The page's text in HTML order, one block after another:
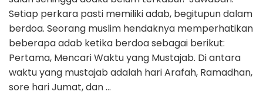
Setiap perkara pasti memiliki adab, begitupun dalam
berdoa. Seorang muslim hendaknya memperhatikan
beberapa adab ketika berdoa sebagai berikut:
Pertama, Mencari Waktu yang Mustajab. Di antara
waktu yang mustajab adalah hari Arafah, Ramadhan,
sore hari Jumat, dan …